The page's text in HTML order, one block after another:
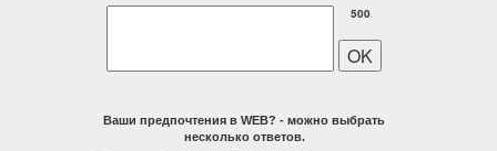
500
Ваши предпочтения в WEB? - можно выбрать
несколько ответов.